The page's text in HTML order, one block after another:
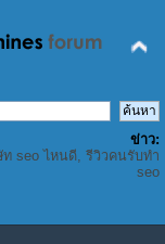
ข่าว:
ท seo ไหนดี, รีวิวคนรับทำ
seo